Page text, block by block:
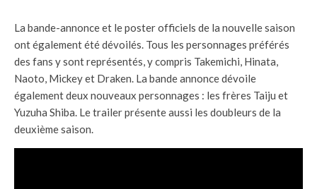
La bande-annonce et le poster officiels de la nouvelle saison
ont également été dévoilés. Tous les personnages préférés
des fans y sont représentés, y compris Takemichi, Hinata,
Naoto, Mickey et Draken. La bande annonce dévoile
également deux nouveaux personnages : les frères Taiju et
Yuzuha Shiba. Le trailer présente aussi les doubleurs de la
deuxième saison.